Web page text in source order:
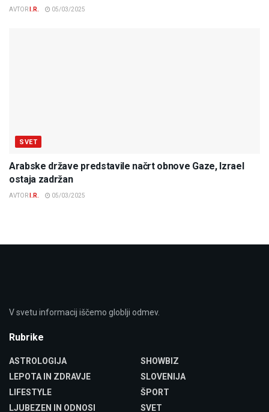
AVTOR I.R. 05/03/2025
SVET
Arabske države predstavile načrt obnove Gaze, Izrael
ostaja zadržan
AVTOR I.R. 05/03/2025
V svetu informacij iščemo globlji odmev.
Rubrike
ASTROLOGIJA
LEPOTA IN ZDRAVJE
LIFESTYLE
LJUBEZEN IN ODNOSI
SHOWBIZ
SLOVENIJA
ŠPORT
SVET